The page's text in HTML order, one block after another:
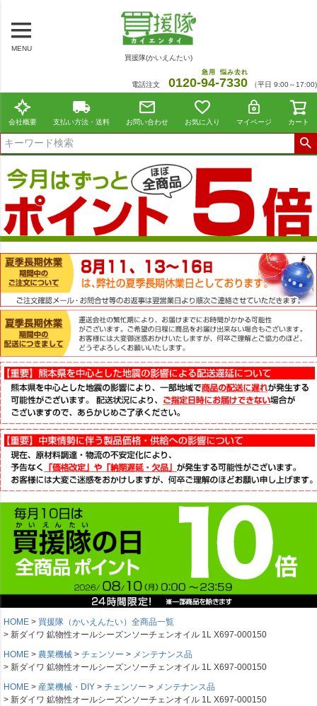
MENU
買援隊(かいえんたい)
電話注文 0120-94
急用
-7330
悩み去れ
（平日 9:00～17:00)
会社概要 支払い方法・送料 お問い合わせ お気に入り マイページ カート
HOME
買援隊（かいえんたい）全商品一覧
新ダイワ 鉱物性オールシーズンソーチェンオイル 1L X697-000150
HOME
農業機械 チェンソー
メンテナンス品
新ダイワ 鉱物性オールシーズンソーチェンオイル 1L X697-000150
HOME
産業機械・DIY チェンソー
メンテナンス品
新ダイワ 鉱物性オールシーズンソーチェンオイル 1L X697-000150